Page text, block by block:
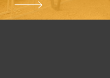
100% Swiss Made
Individualisierbar